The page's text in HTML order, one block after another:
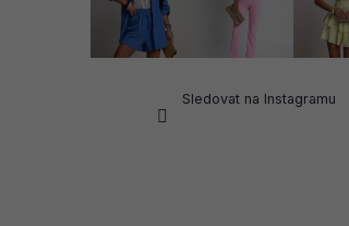
Sledovat na Instagramu